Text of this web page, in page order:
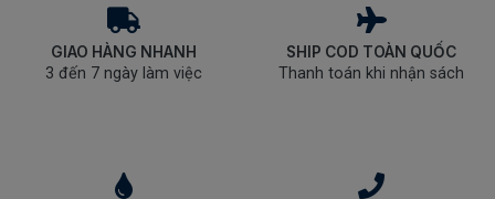
GIAO HÀNG NHANH
3 đến 7 ngày làm việc
SHIP COD TOÀN QUỐC
Thanh toán khi nhận sách